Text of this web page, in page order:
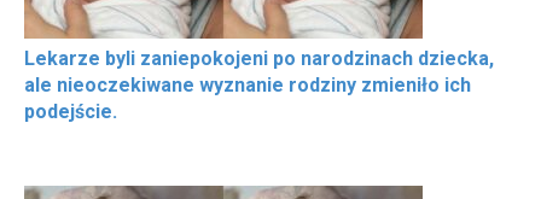
Lekarze byli zaniepokojeni po narodzinach dziecka,
ale nieoczekiwane wyznanie rodziny zmieniło ich
podejście.